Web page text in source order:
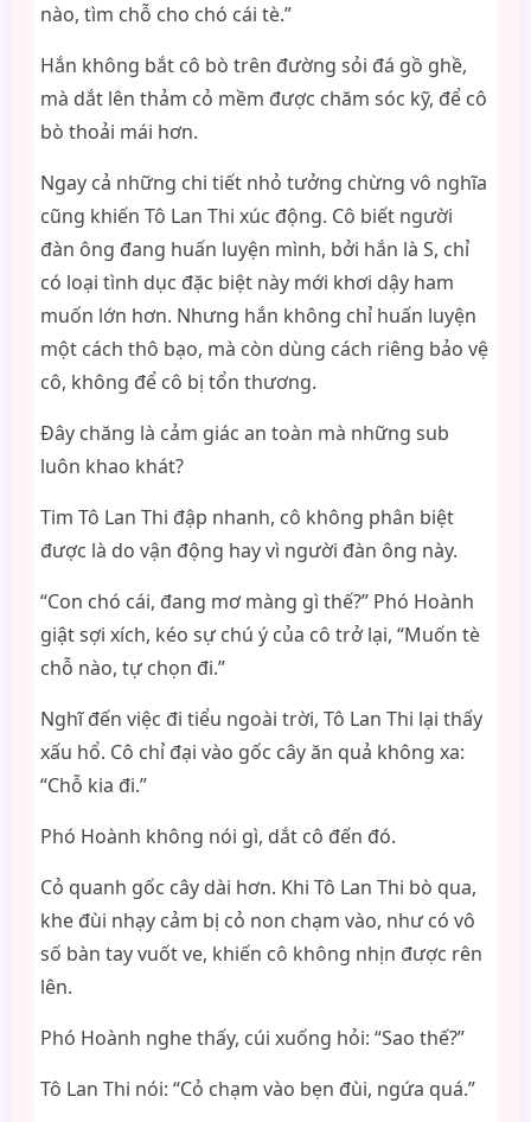
nào, tìm chỗ cho chó cái tè.”
Hắn không bắt cô bò trên đường sỏi đá gồ ghề,
mà dắt lên thảm cỏ mềm được chăm sóc kỹ, để cô
bò thoải mái hơn.
Ngay cả những chi tiết nhỏ tưởng chừng vô nghĩa
cũng khiến Tô Lan Thi xúc động. Cô biết người
đàn ông đang huấn luyện mình, bởi hắn là S, chỉ
có loại tình dục đặc biệt này mới khơi dậy ham
muốn lớn hơn. Nhưng hắn không chỉ huấn luyện
một cách thô bạo, mà còn dùng cách riêng bảo vệ
cô, không để cô bị tổn thương.
Đây chăng là cảm giác an toàn mà những sub
luôn khao khát?
Tim Tô Lan Thi đập nhanh, cô không phân biệt
được là do vận động hay vì người đàn ông này.
“Con chó cái, đang mơ màng gì thế?” Phó Hoành
giật sợi xích, kéo sự chú ý của cô trở lại, “Muốn tè
chỗ nào, tự chọn đi.”
Nghĩ đến việc đi tiểu ngoài trời, Tô Lan Thi lại thấy
xấu hổ. Cô chỉ đại vào gốc cây ăn quả không xa:
“Chỗ kia đi.”
Phó Hoành không nói gì, dắt cô đến đó.
Cỏ quanh gốc cây dài hơn. Khi Tô Lan Thi bò qua,
khe đùi nhạy cảm bị cỏ non chạm vào, như có vô
số bàn tay vuốt ve, khiến cô không nhịn được rên
lên.
Phó Hoành nghe thấy, cúi xuống hỏi: “Sao thế?”
Tô Lan Thi nói: “Cỏ chạm vào bẹn đùi, ngứa quá.”